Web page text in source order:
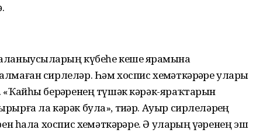
күбеһе кеше ярҙамына
сирлеләр. Һәм хоспис хеҙмәткәрҙәре уларҙы
берҙәренең түшәк кәрәк-яраҡтарын
ла кәрәк була», тиҙәр. Ауыр сирлеләрҙең
һала хоспис хеҙмәткәрҙәре. Ә уларҙың үҙҙәренең эш